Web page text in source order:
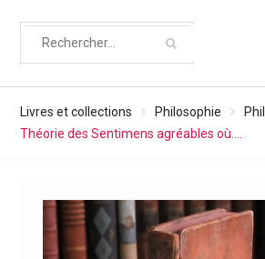
Livres et collections Philosophie
Théorie des Sentimens agréables où….